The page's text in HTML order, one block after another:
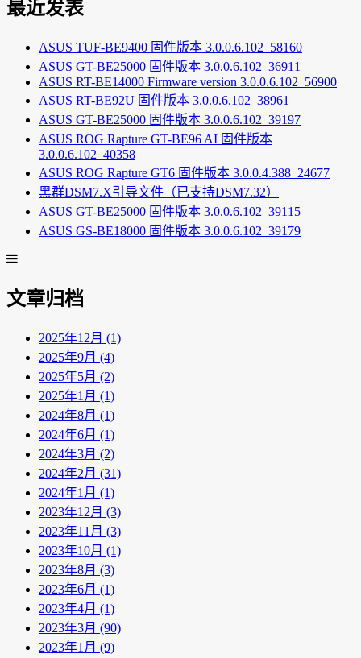
最近发表
ASUS TUF-BE9400 固件版本 3.0.0.6.102_58160
ASUS GT-BE25000 固件版本 3.0.0.6.102_36911
ASUS RT-BE14000 Firmware version 3.0.0.6.102_56900
ASUS RT-BE92U 固件版本 3.0.0.6.102_38961
ASUS GT-BE25000 固件版本 3.0.0.6.102_39197
ASUS ROG Rapture GT-BE96 AI 固件版本
3.0.0.6.102_40358
ASUS ROG Rapture GT6 固件版本 3.0.0.4.388_24677
黑群DSM7.X引导文件（已支持DSM7.32）
ASUS GT-BE25000 固件版本 3.0.0.6.102_39115
ASUS GS-BE18000 固件版本 3.0.0.6.102_39179
文章归档
2025年12月 (1)
2025年9月 (4)
2025年5月 (2)
2025年1月 (1)
2024年8月 (1)
2024年6月 (1)
2024年3月 (2)
2024年2月 (31)
2024年1月 (1)
2023年12月 (3)
2023年11月 (3)
2023年10月 (1)
2023年8月 (3)
2023年6月 (1)
2023年4月 (1)
2023年3月 (90)
2023年1月 (9)